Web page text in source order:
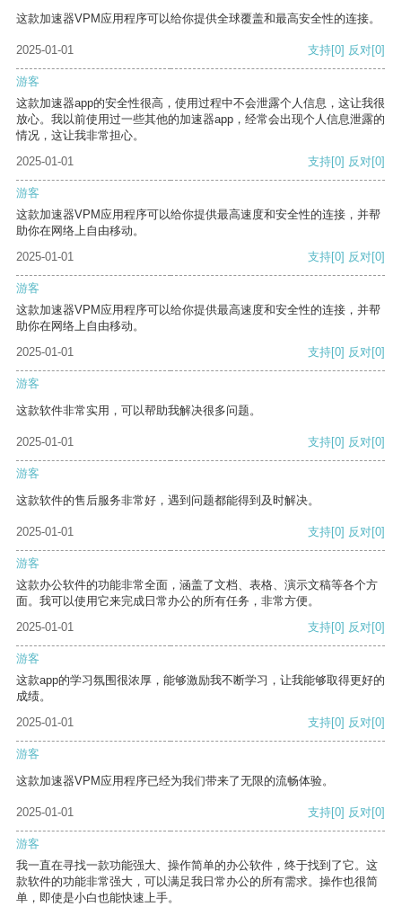
这款加速器VPM应用程序可以给你提供全球覆盖和最高安全性的连接。
2025-01-01 支持[0] 反对[0]
游客
这款加速器app的安全性很高，使用过程中不会泄露个人信息，这让我很
放心。我以前使用过一些其他的加速器app，经常会出现个人信息泄露的
情况，这让我非常担心。
2025-01-01
支持[0] 反对[0]
游客
这款加速器VPM应用程序可以给你提供最高速度和安全性的连接，并帮
助你在网络上自由移动。
2025-01-01
支持[0] 反对[0]
游客
这款加速器VPM应用程序可以给你提供最高速度和安全性的连接，并帮
助你在网络上自由移动。
2025-01-01
支持[0] 反对[0]
游客
这款软件非常实用，可以帮助我解决很多问题。
2025-01-01 支持[0] 反对[0]
游客
这款软件的售后服务非常好，遇到问题都能得到及时解决。
2025-01-01 支持[0] 反对[0]
游客
这款办公软件的功能非常全面，涵盖了文档、表格、演示文稿等各个方
面。我可以使用它来完成日常办公的所有任务，非常方便。
2025-01-01
支持[0] 反对[0]
游客
这款app的学习氛围很浓厚，能够激励我不断学习，让我能够取得更好的
成绩。
2025-01-01
支持[0] 反对[0]
游客
这款加速器VPM应用程序已经为我们带来了无限的流畅体验。
2025-01-01 支持[0] 反对[0]
游客
我一直在寻找一款功能强大、操作简单的办公软件，终于找到了它。这
款软件的功能非常强大，可以满足我日常办公的所有需求。操作也很简
单，即使是小白也能快速上手。